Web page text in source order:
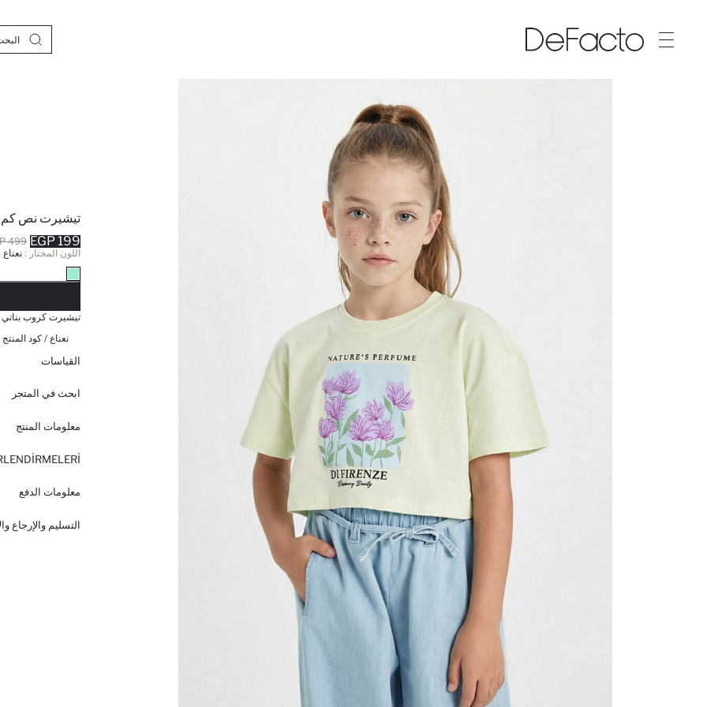
تيشيرت نص كم
499 EGP 199 EGP
اللون المختار : نعناع
تيشيرت كروب بناتي
نعناع / كود المنتج
القياسات
ابحث في المتجر
معلومات المنتج
معلومات الدفع
التسليم والإرجاع